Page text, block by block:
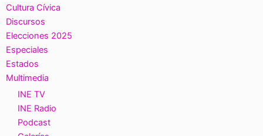
Cultura Cívica
Discursos
Elecciones 2025
Especiales
Estados
Multimedia
INE TV
INE Radio
Podcast